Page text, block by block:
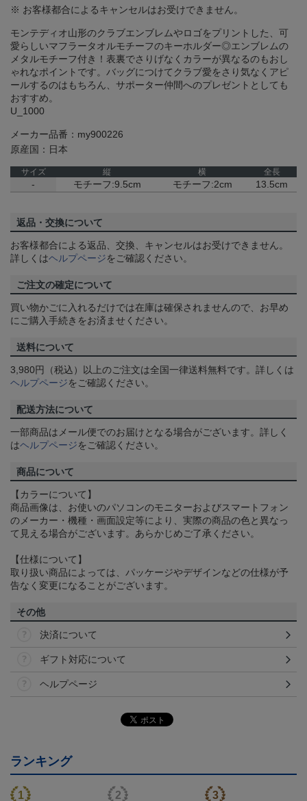
※ お客様都合によるキャンセルはお受けできません。
モンテディオ山形のクラブエンブレムやロゴをプリントした、可
愛らしいマフラータオルモチーフのキーホルダー◎エンブレムの
メタルモチーフ付き！表裏でさりげなくカラーが異なるのもおし
ゃれなポイントです。バッグにつけてクラブ愛をさり気なくアピ
ールするのはもちろん、サポーター仲間へのプレゼントとしても
おすすめ。
U_1000
メーカー品番：my900226
原産国：日本
サイズ 縦 横 全長
- モチーフ:9.5cm モチーフ:2cm 13.5cm
返品・交換について
お客様都合による返品、交換、キャンセルはお受けできません。
詳しくはヘルプページをご確認ください。
ご注文の確定について
買い物かごに入れるだけでは在庫は確保されませんので、お早め
にご購入手続きをお済ませください。
送料について
3,980円（税込）以上のご注文は全国一律送料無料です。詳しくは
ヘルプページをご確認ください。
配送方法について
一部商品はメール便でのお届けとなる場合がございます。詳しく
はヘルプページをご確認ください。
商品について
【カラーについて】
商品画像は、お使いのパソコンのモニターおよびスマートフォン
のメーカー・機種・画面設定等により、実際の商品の色と異なっ
て見える場合がございます。あらかじめご了承ください。
【仕様について】
取り扱い商品によっては、パッケージやデザインなどの仕様が予
告なく変更になることがございます。
その他
決済について
ギフト対応について
ヘルプページ
ランキング